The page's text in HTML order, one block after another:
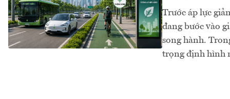
Trước áp lực
đang bước vào
song hành.
trọng định hình